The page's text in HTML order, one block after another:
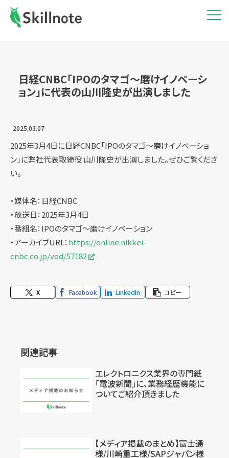
日経CNBC「IPOのタマゴ〜磨けイノベーシ
ョン」に代表の山川隆史が出演しました
2025.03.07
2025年3月4日に日経CNBC「IPOのタマゴ〜磨けイノベーショ
ン」に弊社代表取締役 山川隆史が出演しました。ぜひご覧くださ
い。
・媒体名：日経CNBC
・放送日：2025年3月4日
・番組名：IPOのタマゴ〜磨けイノベーション
・アーカイブURL： https://online.nikkei-
cnbc.co.jp/vod/57182
X Facebook LinkedIn コピー
関連記事
エレクトロニクス業界の専門紙
「電波新聞」に、業務経歴機能に
ついてご紹介頂きました
【メディア掲載のまとめ】富士通
様/川崎重工様/SAPジャパン様